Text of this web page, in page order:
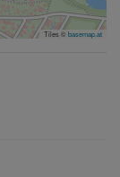
Tiles ©basemap.at